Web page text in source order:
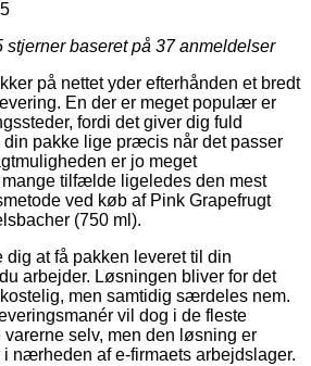
stjerner baseret på 37anmeldelser
på nettet yder efterhånden et bredt
En der er meget populær er
fordi det giver dig fuld
pakke lige præcis når det passer
er jo meget
tilfælde ligeledes den mest
ved køb af Pink Grapefrugt
(750 ml).
dig at få pakken leveret til din
arbejder. Løsningen bliver for det
men samtidig særdeles nem.
vil dog i de fleste
selv, men den løsning er
i nærheden af e-firmaets arbejdslager.